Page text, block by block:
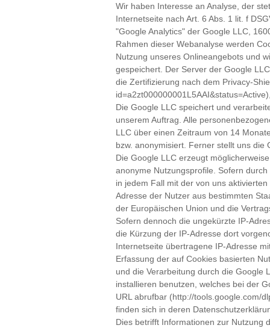
Wir haben Interesse an Analyse, der
Internetseite nach Art. 6 Abs. 1 lit. f
"Google Analytics" der Google LLC,
Rahmen dieser Webanalyse werden
Nutzung unseres Onlineangebots und
gespeichert. Der Server der Google
die Zertifizierung nach dem Privacy-
Die Google LLC speichert und
unserem Auftrag. Alle
LLC über einen Zeitraum von 14
bzw. anonymisiert. Ferner stellt uns
Die Google LLC erzeugt
anonyme Nutzungsprofile. Sofern
in jedem Fall mit der von uns
Adresse der Nutzer aus bestimmten
der Europäischen Union und die
Sofern dennoch die ungekürzte IP-
die Kürzung der IP-Adresse dort
Internetseite übertragene IP-Adresse
Erfassung der auf Cookies basierten
und die Verarbeitung durch die Google
installieren benutzen, welches bei der
URL abrufbar (http://tools.google.com/
finden sich in deren
Dies betrifft Informationen zur Nutzung